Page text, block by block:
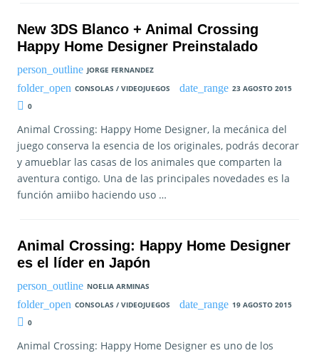
New 3DS Blanco + Animal Crossing
Happy Home Designer Preinstalado
JORGE FERNANDEZ
CONSOLAS / VIDEOJUEGOS
23 AGOSTO 2015
0
Animal Crossing: Happy Home Designer, la mecánica del
juego conserva la esencia de los originales, podrás decorar
y amueblar las casas de los animales que comparten la
aventura contigo. Una de las principales novedades es la
función amiibo haciendo uso …
Animal Crossing: Happy Home Designer
es el líder en Japón
NOELIA ARMINAS
CONSOLAS / VIDEOJUEGOS
19 AGOSTO 2015
0
Animal Crossing: Happy Home Designer es uno de los